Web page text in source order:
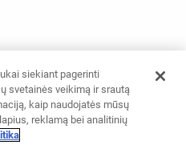
siekiant pagerinti
svetainės veikimą ir srautą
kaip naudojatės mūsų
reklamą bei analitinių